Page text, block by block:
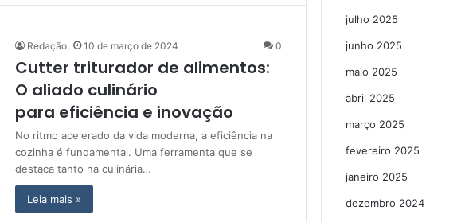
Redação 10 de março de 2024 0
Cutter triturador de alimentos:
O aliado culinário
para eficiência e inovação
No ritmo acelerado da vida moderna, a eficiência na
cozinha é fundamental. Uma ferramenta que se
destaca tanto na culinária…
Leia mais »
julho 2025
junho 2025
maio 2025
abril 2025
março 2025
fevereiro 2025
janeiro 2025
dezembro 2024